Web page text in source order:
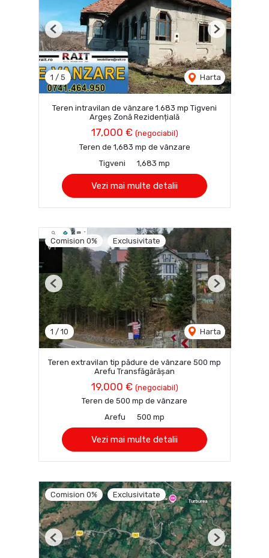
1 / 5 Harta
Previous Next
Teren intravilan de vânzare 1.683 mp Tigveni
Argeș Zonă Rezidențială
17,000 € (negociabil)
Teren de 1,683 mp de vânzare
Tigveni
1,683 mp
Vezi mai multe detalii
Comision 0% Exclusivitate
1 / 10 Harta
Previous Next
Teren extravilan tip pădure de vânzare 500 mp
Arefu Transfăgărășan
19,000 € (negociabil)
Teren de 500 mp de vânzare
Arefu
500 mp
Vezi mai multe detalii
Comision 0% Exclusivitate
Previous Next